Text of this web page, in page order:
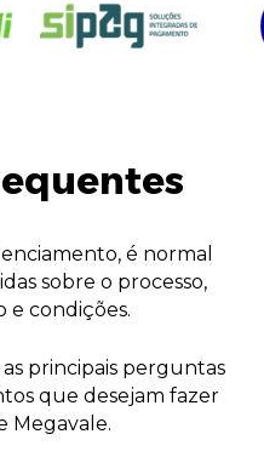
é normal
sobre o processo,
condições.
principais perguntas
que desejam fazer
Megavale.